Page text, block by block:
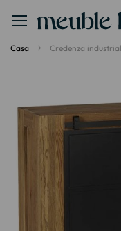
Casa Credenza
fine
galleria
immagini